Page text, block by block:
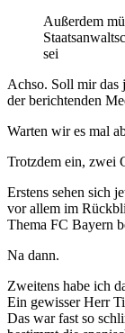
Außerdem
sei
Achso. Soll mir das
der berichtenden
Warten wir es mal
Trotzdem ein, zwei
Erstens sehen sich
vor allem im
Thema FC Bayern
Na dann.
Zweitens habe ich
Ein gewisser Herr
Das war fast so